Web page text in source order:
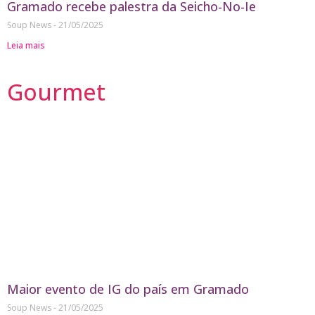
Gramado recebe palestra da Seicho-No-Ie
Soup News 21/05/2025
Leia mais
Gourmet
Maior evento de IG do país em Gramado
Soup News 21/05/2025